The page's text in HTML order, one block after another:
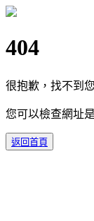
404
很抱歉，找不到
您可以檢查網址
返回首頁